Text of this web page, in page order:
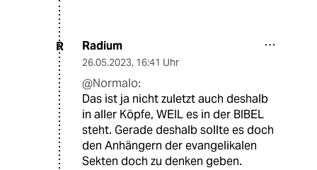
R Radium
26.05.2023, 16:41 Uhr
@Normalo:
Das ist ja nicht zuletzt auch deshalb
in aller Köpfe, WEIL es in der BIBEL
steht. Gerade deshalb sollte es doch
den Anhängern der evangelikalen
Sekten doch zu denken geben.